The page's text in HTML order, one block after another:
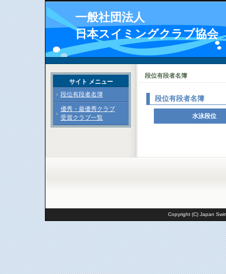
一般社団法人
日本スイミングクラブ協会
段位有段者名簿
段位有段者名簿
水泳段位
サイト メニュー
段位有段者名簿
優秀・最優秀クラブ
受賞クラブ一覧
Copyright (C) Japan